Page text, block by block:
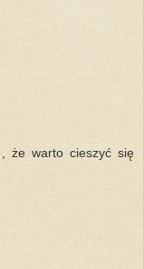
, że warto cieszyć się